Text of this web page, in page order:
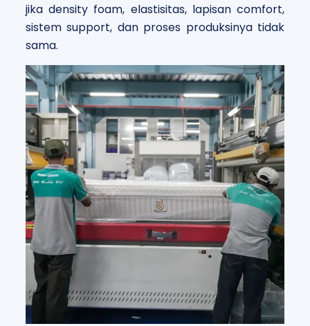
jika density foam, elastisitas, lapisan comfort,
sistem support, dan proses produksinya tidak
sama.